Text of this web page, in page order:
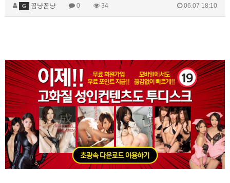
G 꼼냥꼼냥 0 34 06.07 18:10